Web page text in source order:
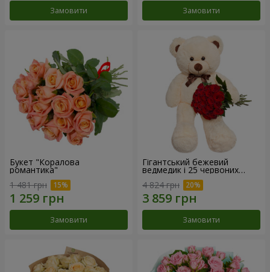
Замовити Замовити
Букет "Коралова
романтика"
1 481 грн
Замовити
Гігантський бежевий
ведмедик і 25 червоних
троянд
4 824 грн
Замовити